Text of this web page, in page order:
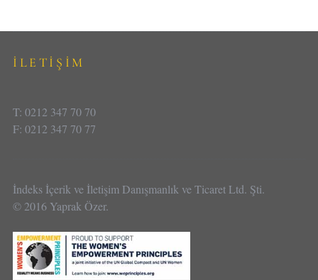
İLETİŞİM
T: 0212 347 70 70
F: 0212 347 70 77
İndeks İçerik ve İletişim Danışmanlık ve Ticaret Ltd. Şti.
© 2016 Yaprak Özer.